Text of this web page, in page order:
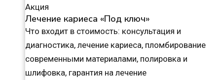
Акция
Лечение кариеса «Под ключ»
Что входит в стоимость: консультация и
диагностика, лечение кариеса, пломбирование
современными материалами, полировка и
шлифовка, гарантия на лечение